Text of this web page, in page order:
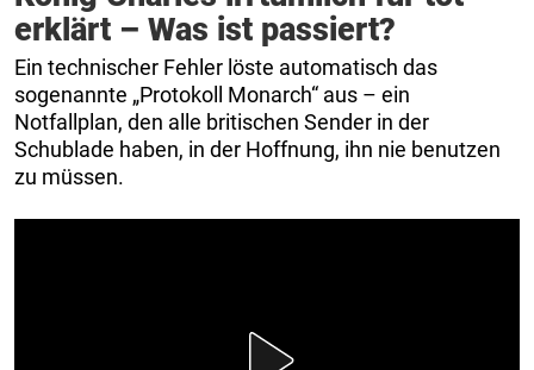
erklärt – Was ist passiert?
Ein technischer Fehler löste automatisch das
sogenannte „Protokoll Monarch“ aus – ein
Notfallplan, den alle britischen Sender in der
Schublade haben, in der Hoffnung, ihn nie benutzen
zu müssen.